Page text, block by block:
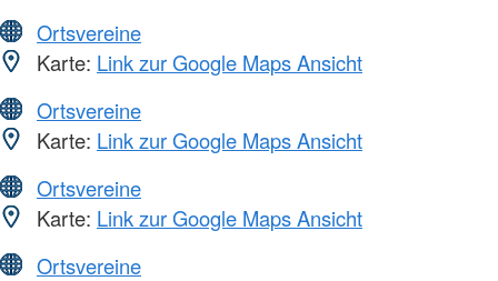
Ortsvereine
Karte: Link zur Google Maps Ansicht
Ortsvereine
Karte: Link zur Google Maps Ansicht
Ortsvereine
Karte: Link zur Google Maps Ansicht
Ortsvereine